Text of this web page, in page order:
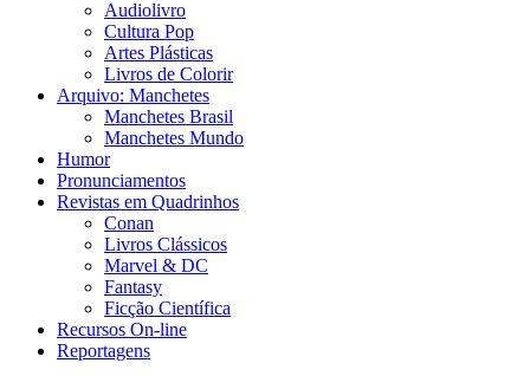
Audiolivro
Cultura Pop
Artes Plásticas
Livros de Colorir
Arquivo: Manchetes
Manchetes Brasil
Manchetes Mundo
Humor
Pronunciamentos
Revistas em Quadrinhos
Conan
Livros Clássicos
Marvel & DC
Fantasy
Ficção Científica
Recursos On-line
Reportagens